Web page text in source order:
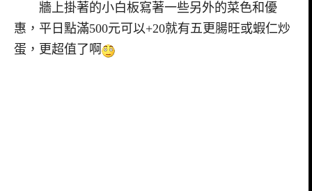
牆上掛著的小白板寫著一些另外的菜色和優
惠，平日點滿500元可以+20就有五更腸旺或蝦仁炒
蛋，更超值了啊